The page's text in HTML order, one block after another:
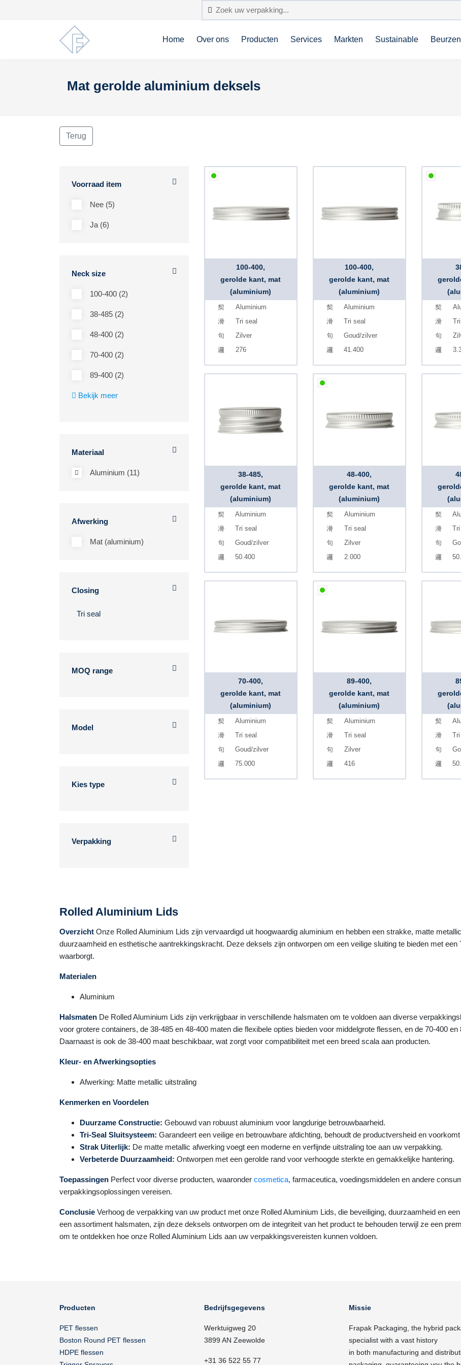
Home Over ons Producten Services Markten Sustainable Beurzen
Mat gerolde aluminium deksels
Terug
Voorraad item
Nee (5)
Ja (6)
Neck size
100-400 (2)
38-485 (2)
48-400 (2)
70-400 (2)
89-400 (2)
Bekijk meer
Materiaal
Aluminium (11)
Afwerking
Mat (aluminium)
Closing
MOQ range
Model
Kies type
Verpakking
100-400,
gerolde kant, mat
(aluminium)
Aluminium
Tri seal
Zilver
276
100-400,
gerolde kant, mat
(aluminium)
Aluminium
Tri seal
Goud/zilver
41.400
38-485,
gerolde kant, mat
(aluminium)
Aluminium
Tri seal
Goud/zilver
50.400
48-400,
gerolde kant, mat
(aluminium)
Aluminium
Tri seal
Zilver
2.000
70-400,
gerolde kant, mat
(aluminium)
Aluminium
Tri seal
Goud/zilver
75.000
89-400,
gerolde kant, mat
(aluminium)
Aluminium
Tri seal
Zilver
416
Tri
Rolled Aluminium Lids
Overzicht Onze Rolled Aluminium Lids zijn vervaardigd uit hoogwaardig aluminium en hebben een strakke, matte
duurzaamheid en esthetische aantrekkingskracht. Deze deksels zijn ontworpen om een veilige sluiting te bieden met
waarborgt.
Materialen
Aluminium
Halsmaten De Rolled Aluminium Lids zijn verkrijgbaar in verschillende halsmaten om te voldoen aan diverse
voor grotere containers, de 38-485 en 48-400 maten die flexibele opties bieden voor middelgrote flessen, en de 70-400
Daarnaast is ook de 38-400 maat beschikbaar, wat zorgt voor compatibiliteit met een breed scala aan producten.
Kleur- en Afwerkingsopties
Afwerking: Matte metallic uitstraling
Kenmerken en Voordelen
Duurzame Constructie: Gebouwd van robuust aluminium voor langdurige betrouwbaarheid.
Tri-Seal Sluitsysteem: Garandeert een veilige en betrouwbare afdichting, behoudt de productversheid en
Strak Uiterlijk: De matte metallic afwerking voegt een moderne en verfijnde uitstraling toe aan uw verpakking.
Verbeterde Duurzaamheid: Ontworpen met een gerolde rand voor verhoogde sterkte en gemakkelijke hantering.
Toepassingen Perfect voor diverse producten, waaronder cosmetica, farmaceutica, voedingsmiddelen en andere
verpakkingsoplossingen vereisen.
Conclusie Verhoog de verpakking van uw product met onze Rolled Aluminium Lids, die beveiliging, duurzaamheid en
een assortiment halsmaten, zijn deze deksels ontworpen om de integriteit van het product te behouden terwijl ze een
om te ontdekken hoe onze Rolled Aluminium Lids aan uw verpakkingsvereisten kunnen voldoen.
Producten
PET flessen
Boston Round PET flessen
HDPE flessen
Bedrijfsgegevens
Werktuigweg 20
3899 AN Zeewolde
+31 36 522 55 77
Missie
Frapak Packaging, the hybrid
specialist with a vast history
in both manufacturing and